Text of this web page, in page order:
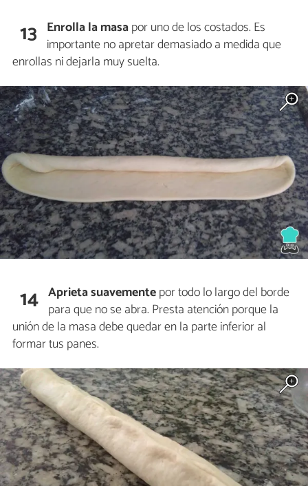
13 Enrolla la masapor uno de los costados. Es
importante no apretar demasiado a medida que
enrollas ni dejarla muy suelta.
14 Aprieta suavementepor todo lo largo del borde
para que no se abra. Presta atención porque la
unión de la masa debe quedar en la parte inferior al
formar tus panes.